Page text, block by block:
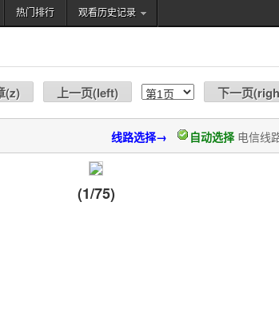
热门排行 观看历史记录
(z) 上一页(left) 下一页(
线路选择→ 自动选择 电信线
(1/75)